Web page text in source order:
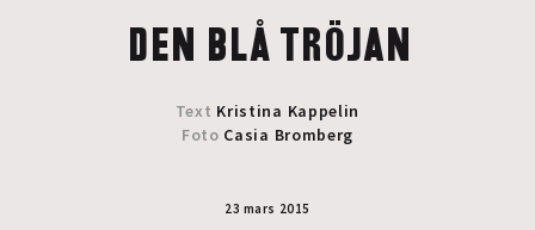
DEN BLÅ TRÖJAN
Text Kristina Kappelin
Foto Casia Bromberg
23 mars 2015